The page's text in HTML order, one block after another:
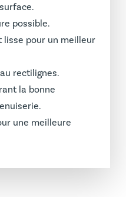
possible.
lisse pour un meilleur
rectilignes.
la bonne
une meilleure